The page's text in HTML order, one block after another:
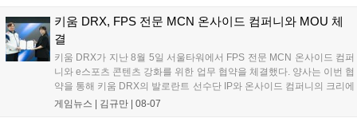
를 표했습니다....
키움 DRX, FPS 전문 MCN 온사이드 컴퍼니와 MOU 체
결
키움 DRX가 지난 8월 5일 서울타워에서 FPS 전문 MCN 온사이드 컴퍼
니와 e스포츠 콘텐츠 강화를 위한 업무 협약을 체결했다. 양사는 이번 협
약을 통해 키움 DRX의 발로란트 선수단 IP와 온사이드 컴퍼니의 크리에
이터 네트워크를 결합하여 정규 및 특별 콘텐츠를 공동 기획한다. 또한
게임뉴스 | 김규만 | 08-07